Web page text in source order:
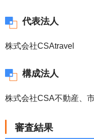
代表法人
株式会社CSAtravel
構成法人
株式会社CSA不動産、
審査結果